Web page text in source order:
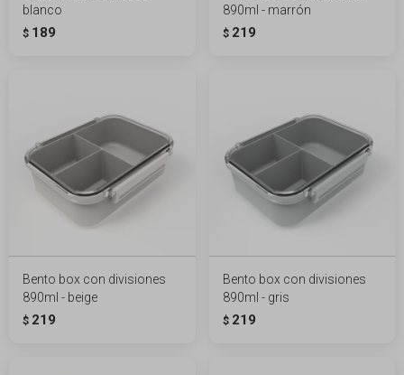
blanco
$ 189
890ml - marrón
$ 219
Bento box con divisiones
890ml - beige
$ 219
Bento box con divisiones
890ml - gris
$ 219